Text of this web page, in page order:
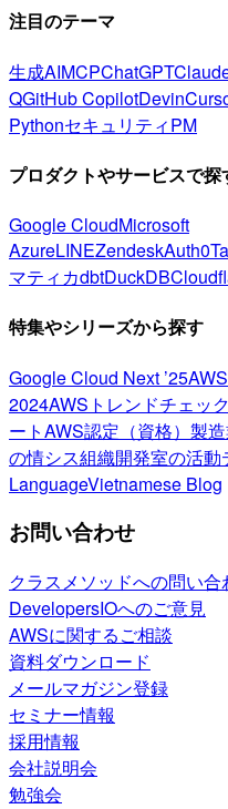
注目のテーマ
生成AIMCPChatGPT
QGitHub CopilotDevin
PythonセキュリティPM
プロダクトやサービスで探
Google CloudMicrosoft
AzureLINEZendeskAuth0
マティカdbtDuckDB
特集やシリーズから探す
Google Cloud Next ’25
2024AWSトレンドチェック
ートAWS認定（資格） 製
の情シス組織開発室の活動
LanguageVietnamese Blog
お問い合わせ
クラスメソッドへの問い合
DevelopersIOへのご意見
AWSに関するご相談
資料ダウンロード
メールマガジン登録
セミナー情報
採用情報
会社説明会
勉強会